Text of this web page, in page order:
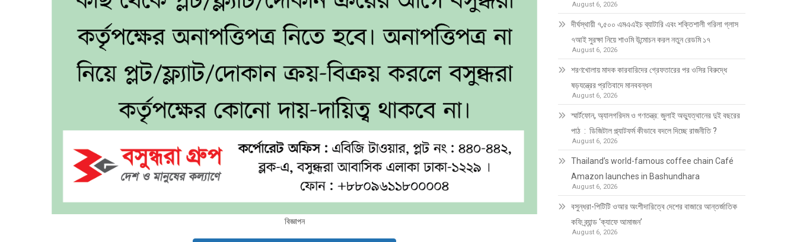
বিজ্ঞাপন
August 6, 2026
দীর্ঘস্থায়ী ৭,৫০০ এমএএইচ ব্যাটারি এবং শক্তিশালী গরিলা গ্লাস
৭আই সুরক্ষা নিয়ে শাওমি উন্মোচন করল নতুন রেডমি ১৭
August 6, 2026
শরণখোলায় মাদক কারবারিদের গ্রেফতারের পর ওসির বিরুদ্ধে
ষড়যন্ত্রের প্রতিবাদে মানববন্ধন
August 6, 2026
স্মার্টফোন, অ্যালগরিদম ও গণতন্ত্র: জুলাই অভ্যুত্থানের দুই বছরের
পাঠ : ডিজিটাল প্ল্যাটফর্ম কীভাবে বদলে দিচ্ছে রাজনীতি ?
August 6, 2026
Thailand’s world-famous coffee chain Café
Amazon launches in Bashundhara
August 6, 2026
বসুন্ধরা-পিটিটি ওআর অংশীদারিত্বে দেশের বাজারে আন্তর্জাতিক
কফি ব্র্যান্ড ‘ক্যাফে আমাজন’
August 6, 2026